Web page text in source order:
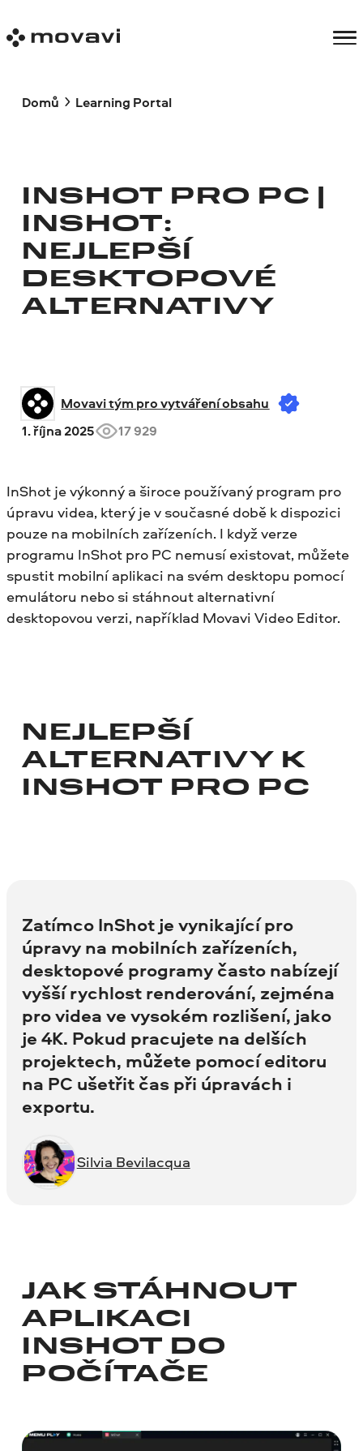
Domů Learning Portal
INSHOT PRO PC |
INSHOT:
NEJLEPŠÍ
DESKTOPOVÉ
ALTERNATIVY
Movavi tým pro vytváření obsahu
1. října 2025
17 929
InShot je výkonný a široce používaný program pro
úpravu videa, který je v současné době k dispozici
pouze na mobilních zařízeních. I když verze
programu InShot pro PC nemusí existovat, můžete
spustit mobilní aplikaci na svém desktopu pomocí
emulátoru nebo si stáhnout alternativní
desktopovou verzi, například Movavi Video Editor.
NEJLEPŠÍ
ALTERNATIVY K
INSHOT PRO PC
Zatímco InShot je vynikající pro
úpravy na mobilních zařízeních,
desktopové programy často nabízejí
vyšší rychlost renderování, zejména
pro videa ve vysokém rozlišení, jako
je 4K. Pokud pracujete na delších
projektech, můžete pomocí editoru
na PC ušetřit čas při úpravách i
exportu.
Silvia Bevilacqua
JAK STÁHNOUT
APLIKACI
INSHOT DO
POČÍTAČE